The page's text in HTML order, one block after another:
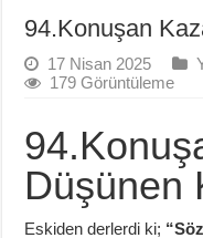
94.Konuşan
17 Nisan 2025
179 Görüntüleme
Düşünen
Eskiden derlerdi ki;